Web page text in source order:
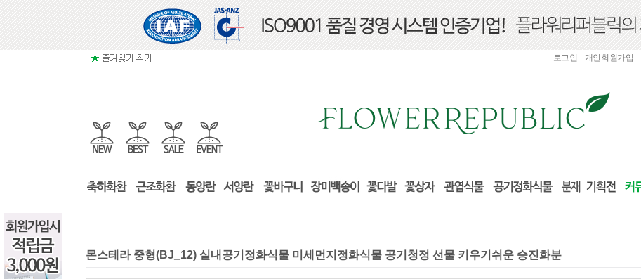
로그인 개인회원가입
몬스테라 중형(BJ_12) 실내공기정화식물 미세먼지정화식물 공기청정 선물 키우기쉬운 승진화분